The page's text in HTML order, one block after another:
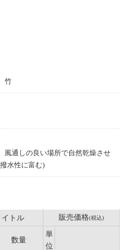
竹
風通しの良い場所で自然乾燥させ
水性に富む)
イトル 販売価格(税込)
数量
単
位